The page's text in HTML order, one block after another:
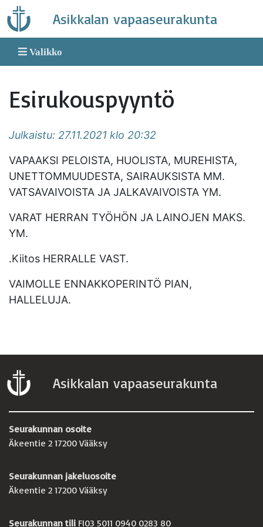
Skip
to
content
Asikkalan vapaaseurakunta
Valikko
Esirukouspyyntö
Julkaistu: 27.11.2021 klo 20:32
VAPAAKSI PELOISTA, HUOLISTA, MUREHISTA,
UNETTOMMUUDESTA, SAIRAUKSISTA MM.
VATSAVAIVOISTA JA JALKAVAIVOISTA YM.
VARAT HERRAN TYÖHÖN JA LAINOJEN MAKS.
YM.
.Kiitos HERRALLE VAST.
VAIMOLLE ENNAKKOPERINTÖ PIAN,
HALLELUJA.
Asikkalan vapaaseurakunta
Seurakunnan osoite
Äkeentie 2 17200 Vääksy
Seurakunnan jakeluosoite
Äkeentie 2 17200 Vääksy
Seurakunnan tili FI03 5011 0940 0283 80